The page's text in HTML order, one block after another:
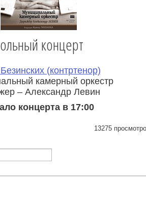
концерт
(контртенор)
камерный оркестр
– Александр Левин
концерта в 17:00
13275